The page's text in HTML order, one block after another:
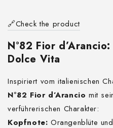
🔗Check the product
N°82 Fior
Dolce Vita
Inspiriert vom italienischen
N°82 Fior d’Arancio mit
verführerischen Charakter:
Kopfnote: Orangenblüte